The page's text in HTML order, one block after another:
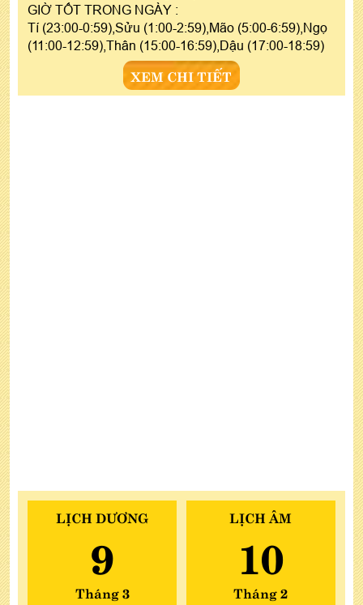
GIỜ TỐT TRONG NGÀY :
Tí (23:00-0:59),Sửu (1:00-2:59),Mão (5:00-6:59),Ngọ
(11:00-12:59),Thân (15:00-16:59),Dậu (17:00-18:59)
XEM CHI TIẾT
LỊCH DƯƠNG
9
Tháng 3
LỊCH ÂM
10
Tháng 2